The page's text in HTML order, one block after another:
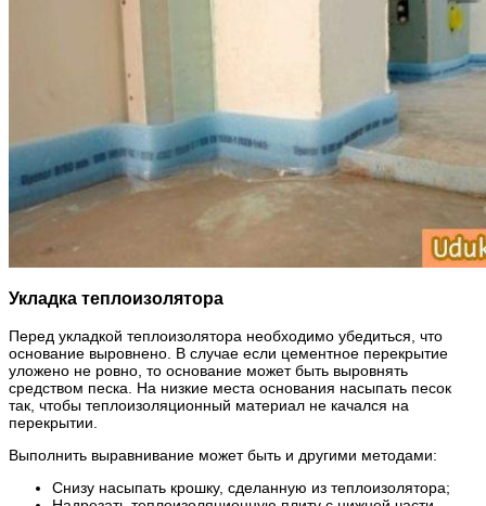
Укладка теплоизолятора
Перед укладкой теплоизолятора необходимо убедиться, что
основание выровнено. В случае если цементное перекрытие
уложено не ровно, то основание может быть выровнять
средством песка. На низкие места основания насыпать песок
так, чтобы теплоизоляционный материал не качался на
перекрытии.
Выполнить выравнивание может быть и другими методами:
Снизу насыпать крошку, сделанную из теплоизолятора;